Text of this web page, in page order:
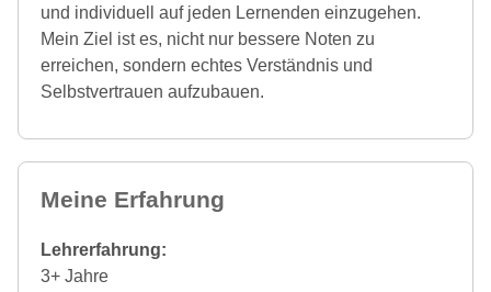
und individuell auf jeden Lernenden einzugehen.
Mein Ziel ist es, nicht nur bessere Noten zu
erreichen, sondern echtes Verständnis und
Selbstvertrauen aufzubauen.
Meine Erfahrung
Lehrerfahrung:
3+ Jahre